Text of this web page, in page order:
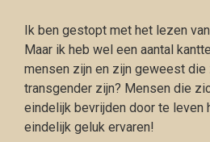
Ik ben gestopt met het lezen
Maar ik heb wel een aantal
mensen zijn en zijn geweest
transgender zijn? Mensen die
eindelijk bevrijden door te
eindelijk geluk ervaren!